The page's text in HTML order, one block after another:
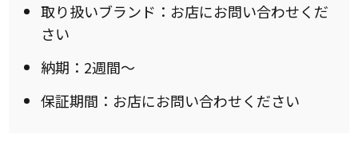
取り扱いブランド：お店にお問い合わせくだ
さい
納期：2週間〜
保証期間：お店にお問い合わせください